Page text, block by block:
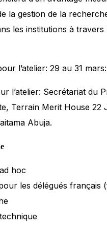
la gestion de la
les institutions à travers
l’atelier: 29 au 31 mars:
l’atelier: Secrétariat du
Terrain Merit House 22
Abuja.
hoc
les délégués français